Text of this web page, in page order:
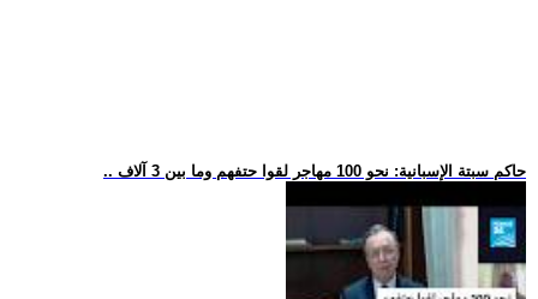
.. حاكم سبتة الإسبانية: نحو 100 مهاجر لقوا حتفهم وما بين 3 آلاف